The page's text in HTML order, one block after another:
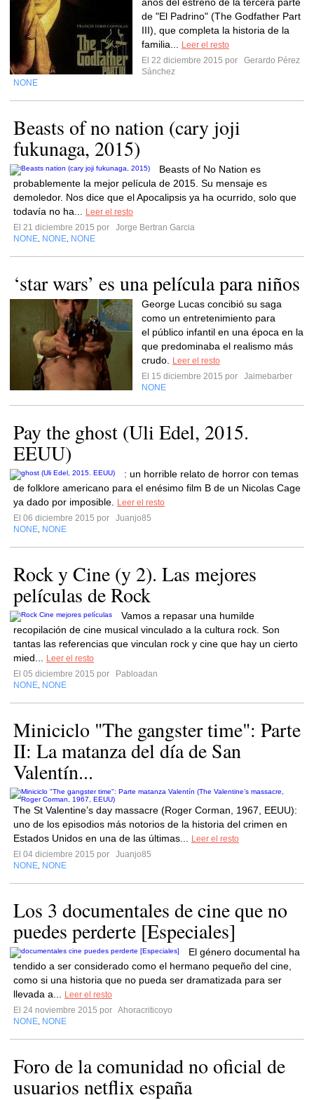
de "El Padrino" (The Godfather Part
III), que completa la historia de la
familia...
Leer el resto
El 22 diciembre 2015 por
Gerardo Pérez
Sánchez
NONE
Beasts of no nation (cary joji
fukunaga, 2015)
Beasts of No Nation es
probablemente la mejor película de 2015. Su mensaje es
demoledor. Nos dice que el Apocalipsis ya ha ocurrido, solo que
todavía no ha...
Leer el resto
El 21 diciembre 2015 por
Jorge Bertran Garcia
NONE NONE NONE
‘star wars’ es una película para niños
George Lucas concibió su saga
como un entretenimiento para
el público infantil en una época en la
que predominaba el realismo más
crudo.
Leer el resto
El 15 diciembre 2015 por
Jaimebarber
NONE
Pay the ghost (Uli Edel, 2015.
EEUU)
: un horrible relato de horror con temas
de folklore americano para el enésimo film B de un Nicolas Cage
ya dado por imposible.
Leer el resto
El 06 diciembre 2015 por
Juanjo85
NONE NONE
Rock y Cine (y 2). Las mejores
películas de Rock
Vamos a repasar una humilde
recopilación de cine musical vinculado a la cultura rock. Son
tantas las referencias que vinculan rock y cine que hay un cierto
mied...
Leer el resto
El 05 diciembre 2015 por
Pabloadan
NONE NONE
Miniciclo "The gangster time": Parte
II: La matanza del día de San
Valentín...
The St Valentine’s day massacre (Roger Corman, 1967, EEUU):
uno de los episodios más notorios de la historia del crimen en
Estados Unidos en una de las últimas...
Leer el resto
El 04 diciembre 2015 por
Juanjo85
NONE NONE
Los 3 documentales de cine que no
puedes perderte [Especiales]
El género documental ha
tendido a ser considerado como el hermano pequeño del cine,
como si una historia que no pueda ser dramatizada para ser
llevada a...
Leer el resto
El 24 noviembre 2015 por Ahoracriticoyo
NONE NONE
Foro de la comunidad no oficial de
usuarios netflix españa